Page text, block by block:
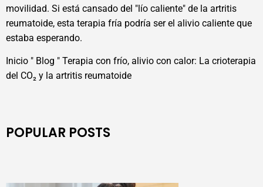
movilidad. Si está cansado del "lío caliente" de la artritis
reumatoide, esta terapia fría podría ser el alivio caliente que
estaba esperando.
Inicio " Blog " Terapia con frío, alivio con calor: La crioterapia
del CO₂ y la artritis reumatoide
POPULAR POSTS